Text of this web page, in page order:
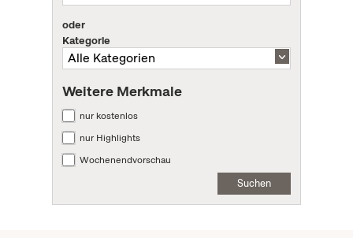
oder
Kategorie
Weitere Merkmale
nur kostenlos
nur Highlights
Wochenendvorschau
Suchen